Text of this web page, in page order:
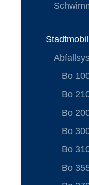
Bo
Bo
Bo
Bo
Bo
Bo